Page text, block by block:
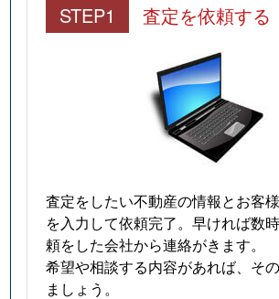
STEP1 査定を依頼する
査定をしたい不動産の情報とお客
を入力して依頼完了。早ければ数
頼をした会社から連絡がきます。
希望や相談する内容があれば、そ
ましょう。